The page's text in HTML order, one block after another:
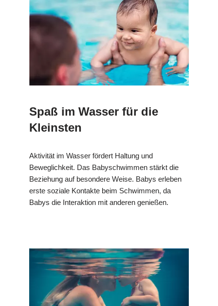
Spaß im Wasser für die
Kleinsten
Aktivität im Wasser fördert Haltung und
Beweglichkeit. Das Babyschwimmen stärkt die
Beziehung auf besondere Weise. Babys erleben
erste soziale Kontakte beim Schwimmen, da
Babys die Interaktion mit anderen genießen.